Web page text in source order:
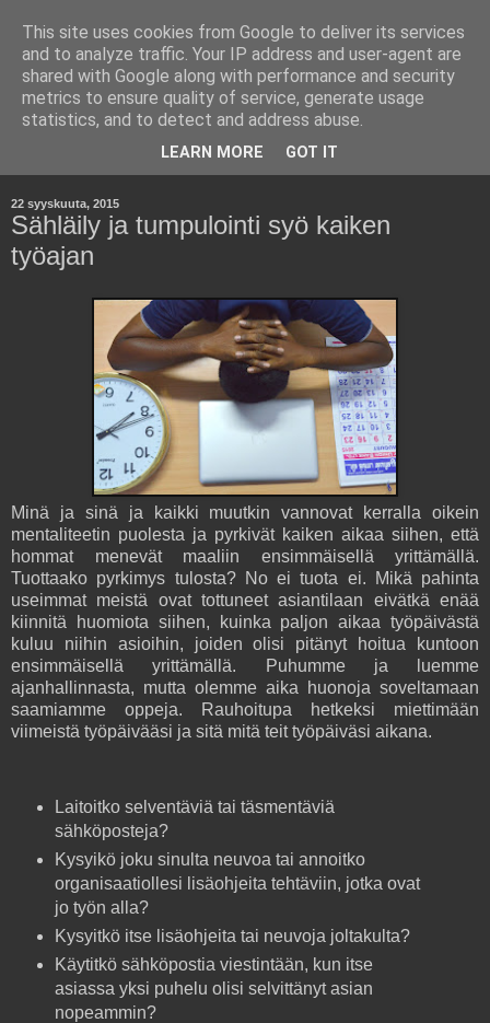
Kara Kuumana -
Johtamisen Jyväsiä
Havaintoja työelämästä ja yritysmaailmasta.
22 syyskuuta, 2015
Sähläily ja tumpulointi syö kaiken
työajan
Minä ja sinä ja kaikki muutkin vannovat kerralla oikein
mentaliteetin puolesta ja pyrkivät kaiken aikaa siihen, että
hommat menevät maaliin ensimmäisellä yrittämällä.
Tuottaako pyrkimys tulosta? No ei tuota ei. Mikä pahinta
useimmat meistä ovat tottuneet asiantilaan eivätkä enää
kiinnitä huomiota siihen, kuinka paljon aikaa työpäivästä
kuluu niihin asioihin, joiden olisi pitänyt hoitua kuntoon
ensimmäisellä yrittämällä. Puhumme ja luemme
ajanhallinnasta, mutta olemme aika huonoja soveltamaan
saamiamme oppeja. Rauhoitupa hetkeksi miettimään
viimeistä työpäivääsi ja sitä mitä teit työpäiväsi aikana.
Laitoitko selventäviä tai täsmentäviä
sähköposteja?
Kysyikö joku sinulta neuvoa tai annoitko
organisaatiollesi lisäohjeita tehtäviin, jotka ovat
jo työn alla?
Kysyitkö itse lisäohjeita tai neuvoja joltakulta?
Käytitkö sähköpostia viestintään, kun itse
asiassa yksi puhelu olisi selvittänyt asian
nopeammin?
This site uses cookies from Google to deliver its services
and to analyze traffic. Your IP address and user-agent are
shared with Google along with performance and security
metrics to ensure quality of service, generate usage
statistics, and to detect and address abuse.
LEARN MORE GOT IT